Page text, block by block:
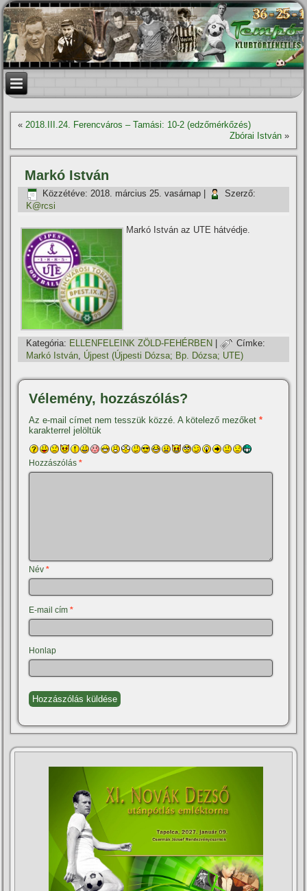
«2018.III.24. Ferencváros – Tamási: 10-2 (edzőmérkőzés)
Zbórai István»
Markó István
Közzétéve: 2018. március 25. vasárnap
Szerző:
K@rcsi
Markó István az UTE hátvédje.
Kategória: ELLENFELEINK ZÖLD-FEHÉRBEN |
Címke:
Markó István Újpest (Újpesti Dózsa; Bp. Dózsa; UTE)
Vélemény, hozzászólás?
Az e-mail címet nem tesszük közzé. A kötelező mezőket*
karakterrel jelöltük
Hozzászólás*
Név*
E-mail cím*
Honlap